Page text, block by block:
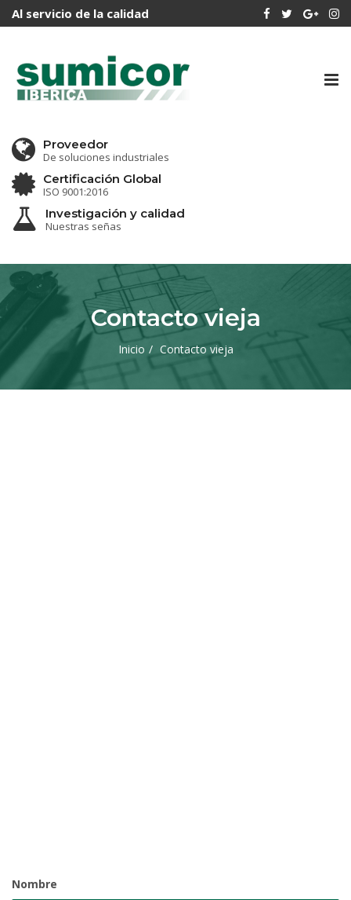
Al servicio de la calidad
Proveedor
De soluciones industriales
Certificación Global
ISO 9001:2016
Investigación y calidad
Nuestras señas
Contacto vieja
Inicio Contacto vieja
Nombre